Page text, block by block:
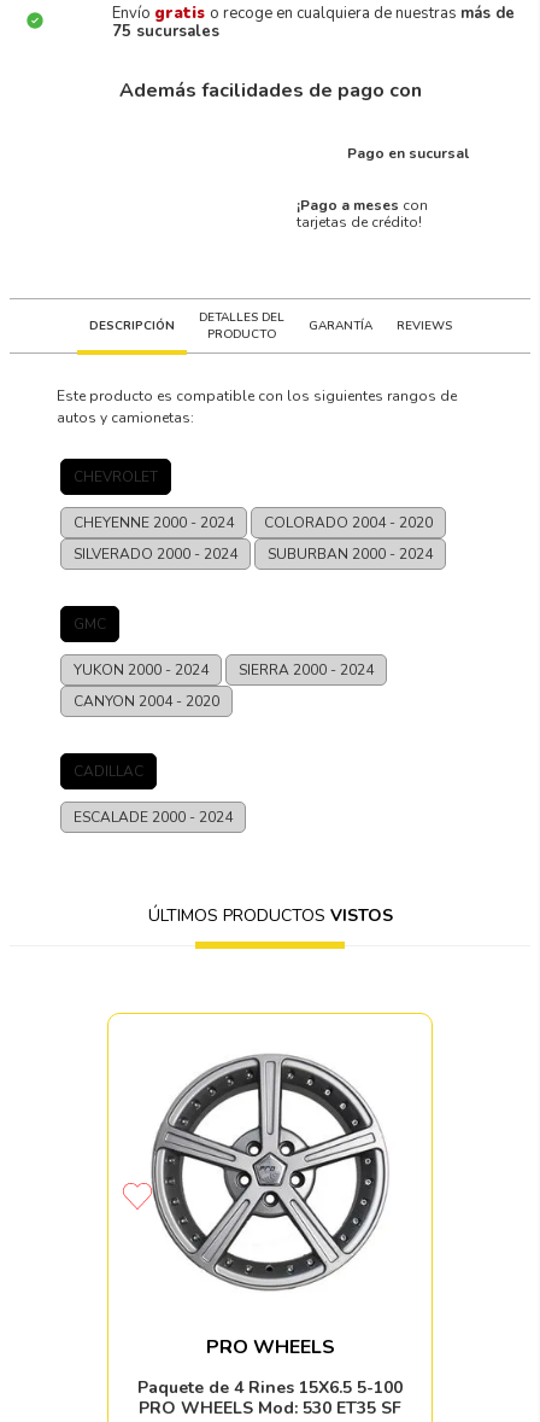
Envío gratis o recoge en cualquiera de nuestras más de
75 sucursales
Además facilidades de pago con
Pago en sucursal
¡Pago a meses con
tarjetas de crédito!
DESCRIPCIÓN
DETALLES DEL
PRODUCTO
GARANTÍA REVIEWS
Este producto es compatible con los siguientes rangos de
autos y camionetas:
CHEVROLET
CHEYENNE 2000 - 2024 COLORADO 2004 - 2020
SILVERADO 2000 - 2024 SUBURBAN 2000 - 2024
GMC
YUKON 2000 - 2024 SIERRA 2000 - 2024
CANYON 2004 - 2020
CADILLAC
ESCALADE 2000 - 2024
ÚLTIMOS PRODUCTOS VISTOS
PRO WHEELS
Paquete de 4 Rines 15X6.5 5-100
PRO WHEELS Mod: 530 ET35 SF